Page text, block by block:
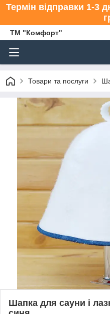
Термін відправки 1-3
ТМ "Комфорт"
Товари та послуги
Шапка для сауни і